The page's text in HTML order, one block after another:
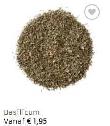
Toevoegen
aan
favorieten
Basilicum
Vanaf €1,95